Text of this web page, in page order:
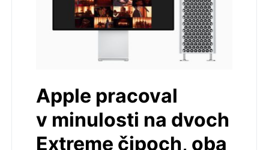
Apple pracoval
v minulosti na dvoch
Extreme čipoch, oba